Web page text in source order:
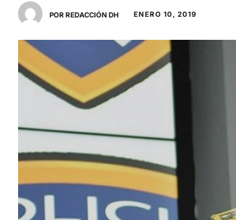
POR REDACCIÓN DH ENERO 10, 2019